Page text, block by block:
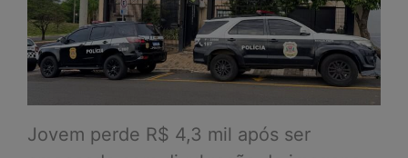
Jovem perde R$ 4,3 mil após ser